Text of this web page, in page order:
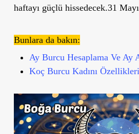
haftayı güçlü hissedecek.31
Bunlara da bakın:
Ay Burcu Hesaplama Ve Ay
Koç Burcu Kadını